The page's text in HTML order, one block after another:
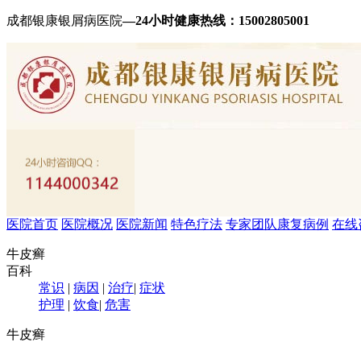
成都银康银屑病医院—24小时健康热线： 15002805001
医院首页 医院概况 医院新闻 特色疗法 专家团队 康复病例 在线
牛皮癣
百科
常识 | 病因 | 治疗| 症状
护理 | 饮食| 危害
牛皮癣